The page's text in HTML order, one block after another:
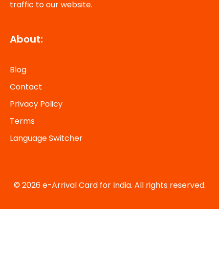
traffic to our website.
About:
Blog
Contact
Privacy Policy
Terms
Language Switcher
© 2026 e-Arrival Card for India. All rights reserved.